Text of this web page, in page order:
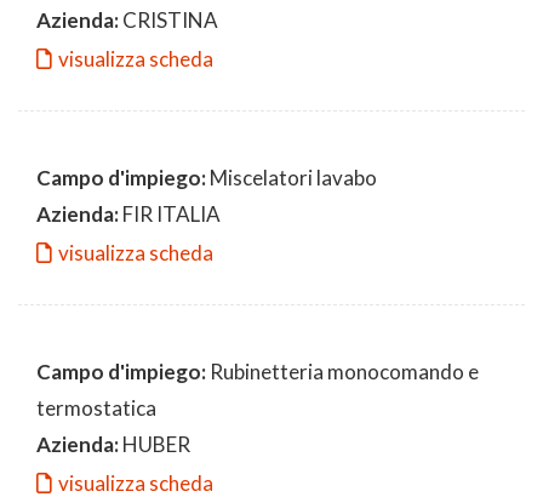
Azienda:CRISTINA
visualizza scheda
Campo d'impiego:Miscelatori lavabo
Azienda:FIR ITALIA
visualizza scheda
Campo d'impiego: Rubinetteria monocomando e
termostatica
Azienda:HUBER
visualizza scheda